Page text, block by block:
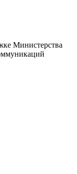
Министерства